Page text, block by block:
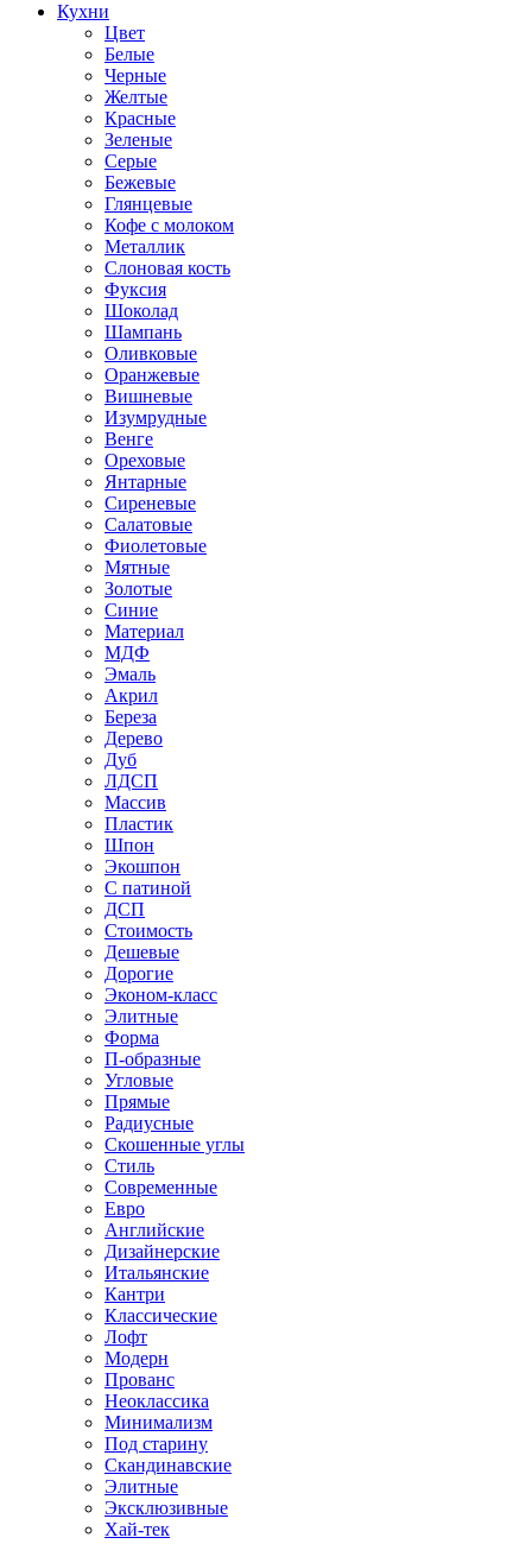
Кухни
Цвет
Белые
Черные
Желтые
Красные
Зеленые
Серые
Бежевые
Глянцевые
Кофе с молоком
Металлик
Слоновая кость
Фуксия
Шоколад
Шампань
Оливковые
Оранжевые
Вишневые
Изумрудные
Венге
Ореховые
Янтарные
Сиреневые
Салатовые
Фиолетовые
Мятные
Золотые
Синие
Материал
МДФ
Эмаль
Акрил
Береза
Дерево
Дуб
ЛДСП
Массив
Пластик
Шпон
Экошпон
С патиной
ДСП
Стоимость
Дешевые
Дорогие
Эконом-класс
Элитные
Форма
П-образные
Угловые
Прямые
Радиусные
Скошенные углы
Стиль
Современные
Евро
Английские
Дизайнерские
Итальянские
Кантри
Классические
Лофт
Модерн
Прованс
Неоклассика
Минимализм
Под старину
Скандинавские
Элитные
Эксклюзивные
Хай-тек